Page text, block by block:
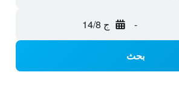
- ج 14/8
بحث